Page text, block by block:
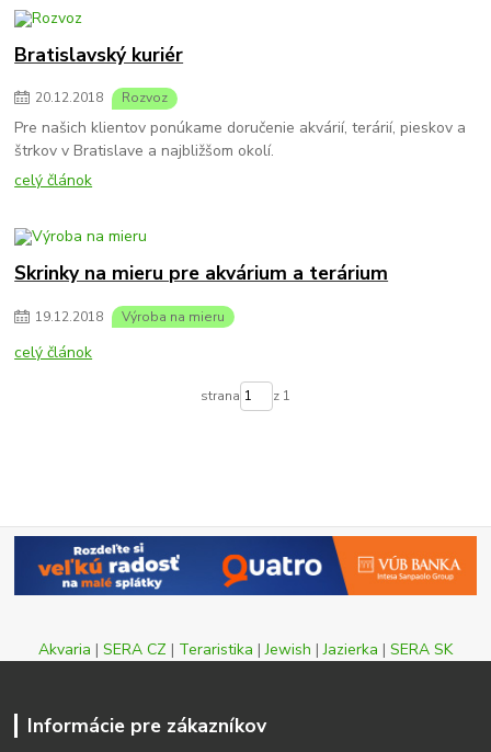
Bratislavský kuriér
20.12.2018 Rozvoz
Pre našich klientov ponúkame doručenie akvárií, terárií, pieskov a
štrkov v Bratislave a najbližšom okolí.
celý článok
Skrinky na mieru pre akvárium a terárium
19.12.2018 Výroba na mieru
celý článok
strana z 1
Akvaria | SERA CZ | Teraristika |Jewish |Jazierka | SERA SK
Informácie pre zákazníkov